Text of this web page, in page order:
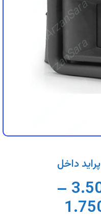
DigiArzanSara
DigiArzanSara
DigiArzanSara
DigiArzanSara
DigiArzanSara
داخل
–